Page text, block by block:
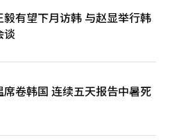
韩国人属于夜型作息人群，平均入
际平均水平。智能手机、短视频
线的工作机制，正在不断延长人们
以及远程办公边界模糊，也进一步
咖啡因
片化午睡补偿睡眠缺口，再到中老
，韩国社会的睡眠问题已跨越年龄
程中，睡眠逐
，而被转化为一种可以被压缩、替
毅有望下月访韩 与赵显举行韩
谈
席卷韩国 连续五天报告中暑死